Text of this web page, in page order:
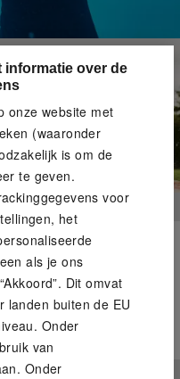
informatie over de
onze website met
(waaronder
is om de
te geven.
voor
het
als je ons
Dit omvat
landen buiten de EU
Onder
van
Onder